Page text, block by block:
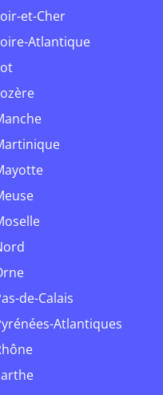
Loir-et-Cher
Loire-Atlantique
Lot
Lozère
Manche
Martinique
Mayotte
Meuse
Moselle
Nord
Orne
Pas-de-Calais
Pyrénées-Atlantiques
Rhône
Sarthe